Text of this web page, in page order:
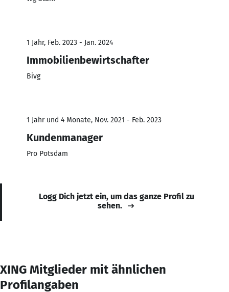
1 Jahr, Feb. 2023 - Jan. 2024
Immobilienbewirtschafter
Bivg
1 Jahr und 4 Monate, Nov. 2021 - Feb. 2023
Kundenmanager
Pro Potsdam
Logg Dich jetzt ein, um das ganze Profil zu
sehen.
XING Mitglieder mit ähnlichen
Profilangaben